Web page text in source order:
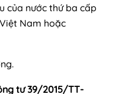
của nước thứ ba cấp
Nam hoặc
tư 39/2015/TT-